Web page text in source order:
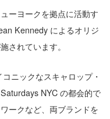
ーヨークを拠点に活動す
Kennedy によるオリジ
されています。
ニックなスキャロップ・
NYC の都会的で
ークなど、両ブランドを